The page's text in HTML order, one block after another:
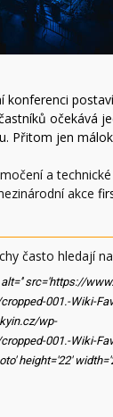
konferenci
očekává
Přitom jen
a
akce
často hledají
src='https://
001.-Wiki-
wp-
001.-Wiki-
height='22'